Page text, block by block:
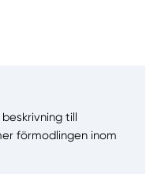
till
förmodlingen inom